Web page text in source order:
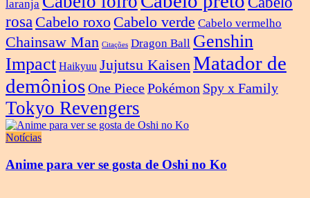
laranja
rosa Cabelo roxo Cabelo verde Cabelo vermelho
Chainsaw Man Citações Dragon Ball Genshin
Impact Haikyuu Jujutsu KaisenMatador de
demôniosOne PiecePokémon Spy x Family
Tokyo Revengers
Notícias
Anime para ver se gosta de Oshi no Ko